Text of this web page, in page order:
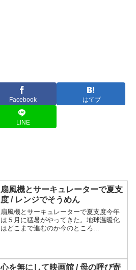
Facebook はてブ
LINE
扇風機とサーキュレーターで夏支
度 / レンジでそうめん
扇風機とサーキュレーターで夏支度今年
は５月に猛暑がやってきた。地球温暖化
はどこまで進むのか今のところ...
心を無にして映画館 / 母の呼び寄